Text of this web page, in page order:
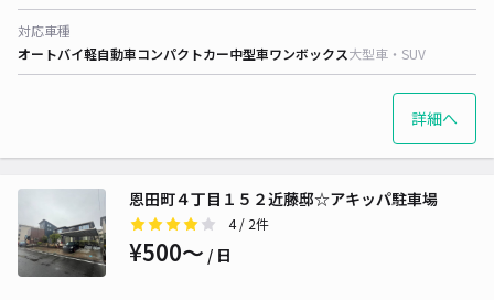
対応車種
オートバイ軽自動車コンパクトカー中型車ワンボックス大型車・SUV
詳細へ
恩田町４丁目１５２近藤邸☆アキッパ駐車場
4/ 2件
¥500〜 / 日